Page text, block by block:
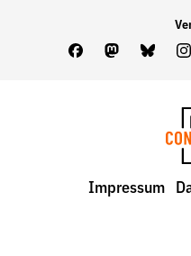
FacebookMastodon
Impressum